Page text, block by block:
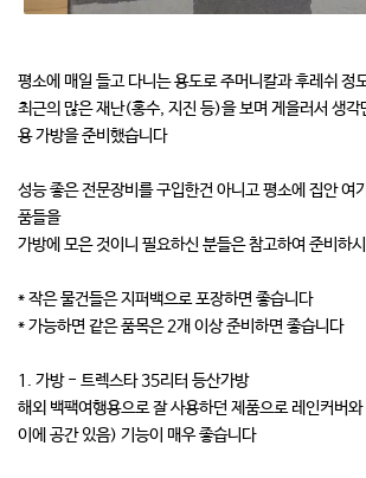
평소에 매일 들고 다니는 용도로 주머니칼과 후레쉬 정
최근의 많은 재난(홍수, 지진 등)을 보며 게을러서 생각
용 가방을 준비했습니다
성능 좋은 전문장비를 구입한건 아니고 평소에 집안 여
품들을
가방에 모은 것이니 필요하신 분들은 참고하여 준비하
* 작은 물건들은 지퍼백으로 포장하면 좋습니다
* 가능하면 같은 품목은 2개 이상 준비하면 좋습니다
1. 가방 - 트렉스타 35리터 등산가방
해외 백팩여행용으로 잘 사용하던 제품으로 레인커버
이에 공간 있음) 기능이 매우 좋습니다